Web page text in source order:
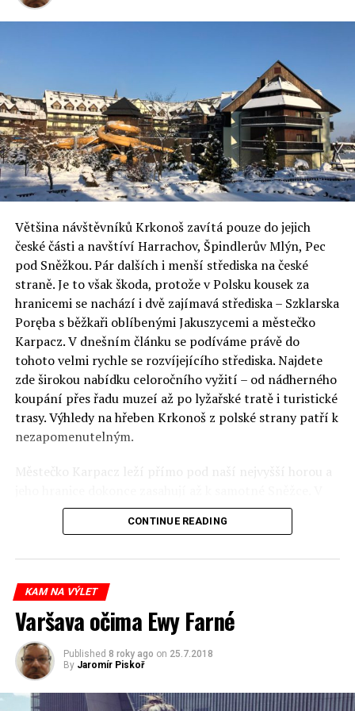
svých slavnostních šatech do kostela a zde si nechají
košíčky posvětit. Poté si je odnášejí domů a malé děti
zažívají opravdu slavnostní chvíle. O kousky
požehnaných potravin se lidé také společně rozdělí, aby
jim přinesly štěstí v nastávajícím roce.
Dobré jídlo nesmí ostatně během Velikonoc chybět.
Bohatě se snídá, babičky pečou voňavé bábovky,
připravují se speciální polévky se zeleninou a oblíbeným
pokrmem je jehněčí.
Celý text naflowee.cz
Většina návštěvníků Krkonoš zavítá pouze do jejich
české části a navštíví Harrachov, Špindlerův Mlýn, Pec
pod Sněžkou. Pár dalších i menší střediska na české
straně. Je to však škoda, protože v Polsku kousek za
hranicemi se nachází i dvě zajímavá střediska – Szklarska
Poręba s běžkaři oblíbenými Jakuszycemi a městečko
Karpacz. V dnešním článku se podíváme právě do
tohoto velmi rychle se rozvíjejícího střediska. Najdete
zde širokou nabídku celoročního vyžití – od nádherného
koupání přes řadu muzeí až po lyžařské tratě i turistické
trasy. Výhledy na hřeben Krkonoš z polské strany patří k
nezapomenutelným.
Městečko Karpacz leží přímo pod naší nejvyšší horou a
současnosti zde žije asi 5 000 obyvatel, ale díky turistům
si zde připadáte jako ve velkém živoucím městě. Však
prázdninových víkendů může být příjezd a parkování
poněkud komplikovanější, ale jakmile již v Karpaczi
jednou jste, věřte, že se turisté rozptýlí.
Historie Karpacze (stejně jako sousední Szklarske
Poręby) je spojena s Valony, kteří sem přišli z oblasti
dnešní Belgie již ve 12.století. Toto území se jim velmi
CONTINUE READING
KAM NA VÝLET
Varšava očima Ewy Farné
Published 8 roky ago on 25.7.2018
By Jaromír Piskoř